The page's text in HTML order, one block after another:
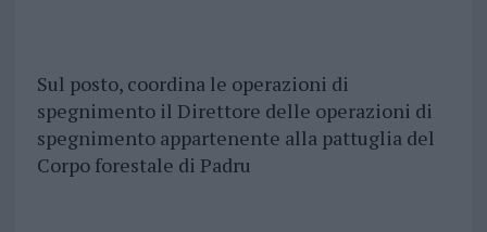
Sul posto, coordina le operazioni di
spegnimento il Direttore delle operazioni di
spegnimento appartenente alla pattuglia del
Corpo forestale di Padru